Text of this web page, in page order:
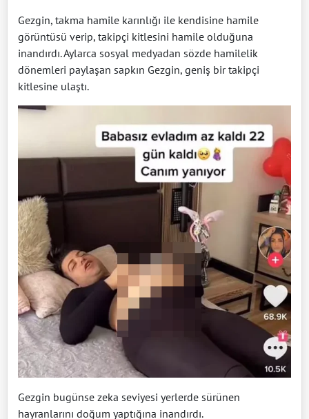
Gezgin, takma hamile karınlığı ile kendisine hamile
görüntüsü verip, takipçi kitlesini hamile olduğuna
inandırdı. Aylarca sosyal medyadan sözde hamilelik
dönemleri paylaşan sapkın Gezgin, geniş bir takipçi
kitlesine ulaştı.
Gezgin bugünse zeka seviyesi yerlerde sürünen
hayranlarını doğum yaptığına inandırdı.